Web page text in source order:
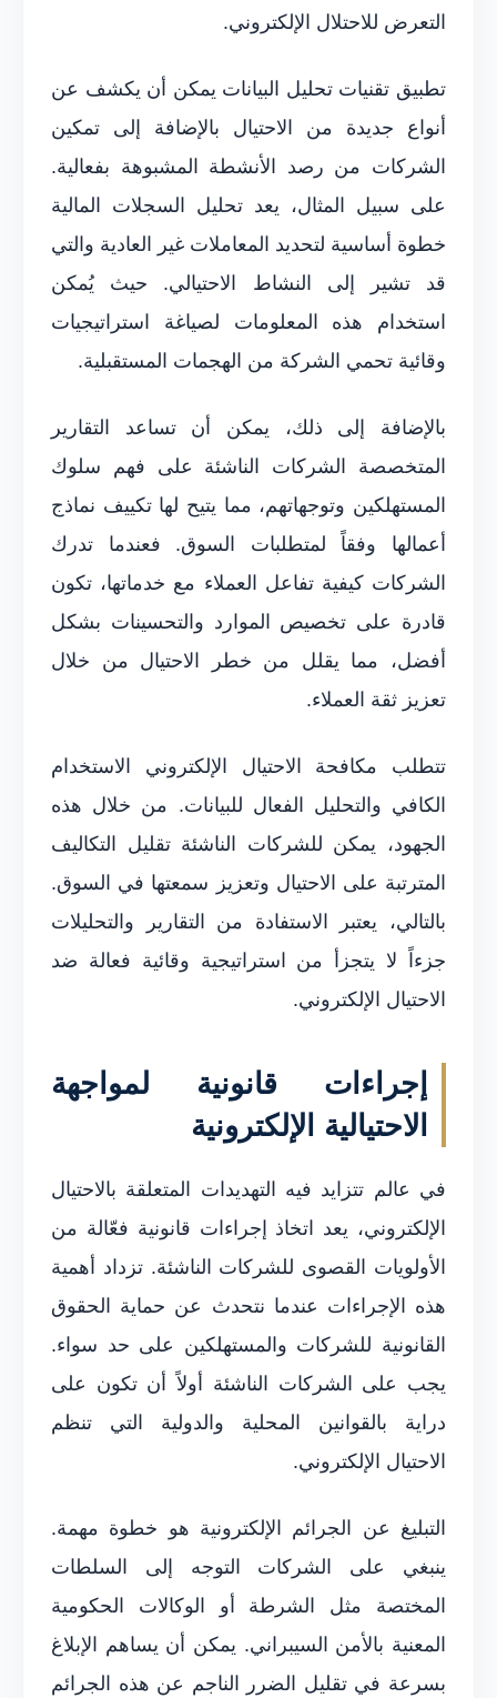
التعرض للاحتلال الإلكتروني.
تطبيق تقنيات تحليل البيانات يمكن أن يكشف عن
أنواع جديدة من الاحتيال بالإضافة إلى تمكين
الشركات من رصد الأنشطة المشبوهة بفعالية.
على سبيل المثال، يعد تحليل السجلات المالية
خطوة أساسية لتحديد المعاملات غير العادية والتي
قد تشير إلى النشاط الاحتيالي. حيث يُمكن
استخدام هذه المعلومات لصياغة استراتيجيات
وقائية تحمي الشركة من الهجمات المستقبلية.
بالإضافة إلى ذلك، يمكن أن تساعد التقارير
المتخصصة الشركات الناشئة على فهم سلوك
المستهلكين وتوجهاتهم، مما يتيح لها تكييف نماذج
أعمالها وفقاً لمتطلبات السوق. فعندما تدرك
الشركات كيفية تفاعل العملاء مع خدماتها، تكون
قادرة على تخصيص الموارد والتحسينات بشكل
أفضل، مما يقلل من خطر الاحتيال من خلال
تعزيز ثقة العملاء.
تتطلب مكافحة الاحتيال الإلكتروني الاستخدام
الكافي والتحليل الفعال للبيانات. من خلال هذه
الجهود، يمكن للشركات الناشئة تقليل التكاليف
المترتبة على الاحتيال وتعزيز سمعتها في السوق.
بالتالي، يعتبر الاستفادة من التقارير والتحليلات
جزءاً لا يتجزأ من استراتيجية وقائية فعالة ضد
الاحتيال الإلكتروني.
إجراءات قانونية لمواجهة
الاحتيالية الإلكترونية
في عالم تتزايد فيه التهديدات المتعلقة بالاحتيال
الإلكتروني، يعد اتخاذ إجراءات قانونية فعّالة من
الأولويات القصوى للشركات الناشئة. تزداد أهمية
هذه الإجراءات عندما نتحدث عن حماية الحقوق
القانونية للشركات والمستهلكين على حد سواء.
يجب على الشركات الناشئة أولاً أن تكون على
دراية بالقوانين المحلية والدولية التي تنظم
الاحتيال الإلكتروني.
التبليغ عن الجرائم الإلكترونية هو خطوة مهمة.
ينبغي على الشركات التوجه إلى السلطات
المختصة مثل الشرطة أو الوكالات الحكومية
المعنية بالأمن السيبراني. يمكن أن يساهم الإبلاغ
بسرعة في تقليل الضرر الناجم عن هذه الجرائم